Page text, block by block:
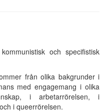
och specifistisk
från olika bakgrunder i
med engagemang i olika
i arbetarrörelsen, i
i queerrörelsen.